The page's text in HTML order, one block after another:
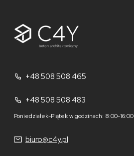
+48 508 508 465
+48 508 508 483
Poniedziałek-Piątek w godzinach: 8:00-16:00
biuro@c4y.pl